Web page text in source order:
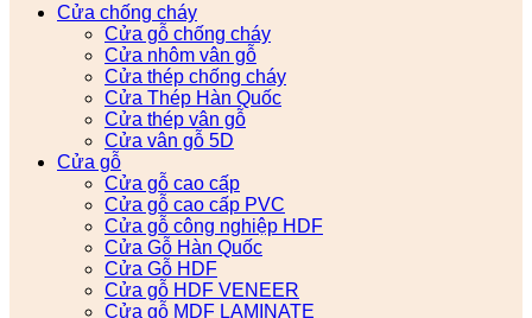
Cửa chống cháy
Cửa gỗ chống cháy
Cửa nhôm vân gỗ
Cửa thép chống cháy
Cửa Thép Hàn Quốc
Cửa thép vân gỗ
Cửa vân gỗ 5D
Cửa gỗ
Cửa gỗ cao cấp
Cửa gỗ cao cấp PVC
Cửa gỗ công nghiệp HDF
Cửa Gỗ Hàn Quốc
Cửa Gỗ HDF
Cửa gỗ HDF VENEER
Cửa gỗ MDF LAMINATE